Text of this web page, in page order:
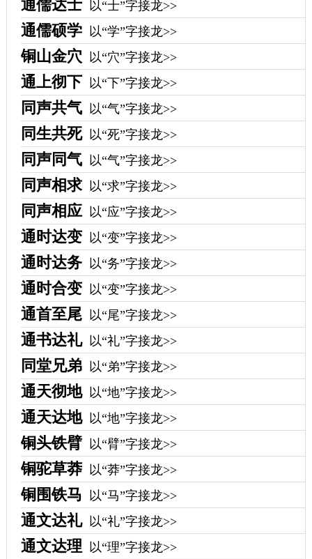
通儒达士 以“士”字接龙>>
通儒硕学 以“学”字接龙>>
铜山金穴 以“穴”字接龙>>
通上彻下 以“下”字接龙>>
同声共气 以“气”字接龙>>
同生共死 以“死”字接龙>>
同声同气 以“气”字接龙>>
同声相求 以“求”字接龙>>
同声相应 以“应”字接龙>>
通时达变 以“变”字接龙>>
通时达务 以“务”字接龙>>
通时合变 以“变”字接龙>>
通首至尾 以“尾”字接龙>>
通书达礼 以“礼”字接龙>>
同堂兄弟 以“弟”字接龙>>
通天彻地 以“地”字接龙>>
通天达地 以“地”字接龙>>
铜头铁臂 以“臂”字接龙>>
铜驼草莽 以“莽”字接龙>>
铜围铁马 以“马”字接龙>>
通文达礼 以“礼”字接龙>>
通文达理 以“理”字接龙>>